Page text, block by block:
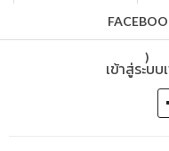
)
เข้าสู่ระบ